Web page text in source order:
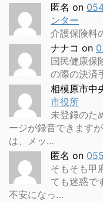
匿名 on
ンター
介護保険料
ナナコ on
国民健康保
の際の決済
相模原市中
市役所
未登録のた
ージが録音できます
は、メッ…
匿名 on
そもそも甲
ても迷惑で
不安になっ…